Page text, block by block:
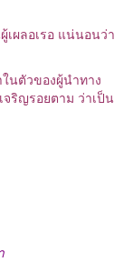
ผลอเรอ แน่นอนว่า
นตัวของผู้นำทาง
ริญรอยตาม ว่าเป็น